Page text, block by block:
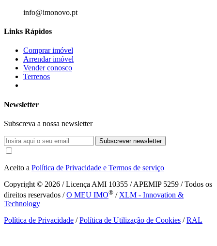
info@imonovo.pt
Links Rápidos
Comprar imóvel
Arrendar imóvel
Vender conosco
Terrenos
Newsletter
Subscreva a nossa newsletter
Subscrever newsletter
Aceito a Política de Privacidade e Termos de serviço
Copyright © 2026 / Licença AMI 10355 / APEMIP 5259 / Todos os
direitos reservados /O MEU IMO® / XLM - Innovation &
Technology
Política de Privacidade /Política de Utilização de Cookies /RAL